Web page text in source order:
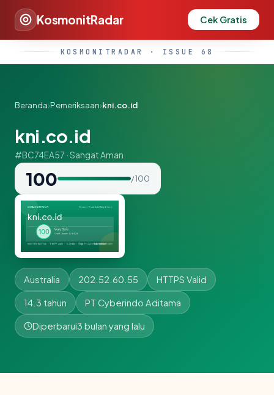
KosmonitRadar Cek Gratis
KOSMONITRADAR · ISSUE 68
Beranda›Pemeriksaan›kni.co.id
kni.co.id
#BC74EA57 · Sangat Aman
100 / 100
Australia 202.52.60.55 HTTPS Valid
14.3 tahun PT Cyberindo Aditama
Diperbarui3 bulan yang lalu